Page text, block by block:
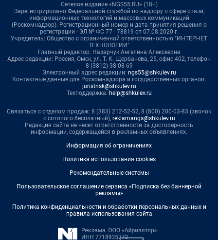
Сетевое издание «NGS55.RU» (18+)
Зарегистрировано Федеральной службой по надзору в сфере связи,
информационных технологий и массовых коммуникаций
(Роскомнадзор). Регистрационный номер и дата принятия решения о
регистрации - ЭЛ № ФС 77 - 78819 от 07.08.2020 г.
Учредитель: Общество с ограниченной ответственностью "ИНТЕРНЕТ
ТЕХНОЛОГИИ"
Главный редактор: Назарчук Ангелина Алексеевна
Адрес редакции: Россия, Омск, ул. Т. К. Щербанева, 25, офис 402, телефон
8 (3812) 38-08-69
Электронный адрес редакции: ngs55@shkulev.ru
Контактные данные для Роскомнадзора и государственных органов:
juristnsk@shkulev.ru
Техподдержка: help@shkulev.ru
Связаться с отделом продаж: 8 (383) 212-52-52, 8 (800) 200-03-83 (звонок
с сотового бесплатный), reklamangs@shkulev.ru
Редакция сайта не несет ответственности за достоверность
информации, содержащейся в рекламных объявлениях.
Информация об ограничениях
Политика использования cookies
Рекомендательные системы
Пользовательское соглашение сервиса «Подписка без баннерной
рекламы»
Политика конфиденциальности и обработки персональных данных и
правила использования сайта